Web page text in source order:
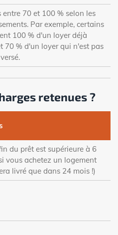
entre 70 et 100 % selon les
Par exemple, certains
100 % d'un loyer déjà
70 % d'un loyer qui n'est pas
retenues ?
du prêt est supérieure à 6
vous achetez un logement
livré que dans 24 mois !)